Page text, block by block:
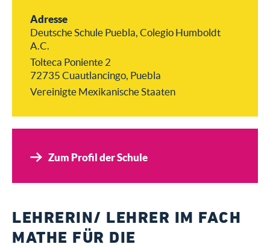
Adresse
Deutsche Schule Puebla, Colegio Humboldt
A.C.
Tolteca Poniente 2
72735 Cuautlancingo, Puebla
Vereinigte Mexikanische Staaten
Zum Profil der Schule
LEHRERIN/ LEHRER IM FACH
MATHE FÜR DIE